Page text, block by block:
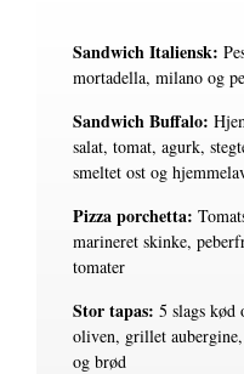
Sandwich Italiensk:
mortadella, milano og
Sandwich Buffalo:
salat, tomat, agurk,
smeltet ost og
Pizza porchetta:
marineret skinke,
tomater
Stor tapas: 5 slags kød
oliven, grillet
og brød